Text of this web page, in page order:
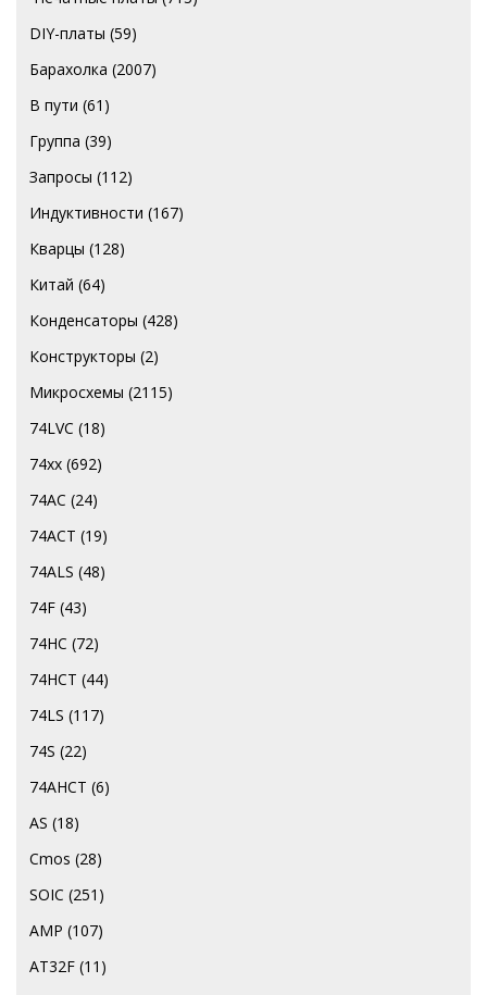
DIY-платы (59)
Барахолка (2007)
В пути (61)
Группа (39)
Запросы (112)
Индуктивности (167)
Кварцы (128)
Китай (64)
Конденсаторы (428)
Конструкторы (2)
Микросхемы (2115)
74LVC (18)
74хх (692)
74AC (24)
74ACT (19)
74ALS (48)
74F (43)
74HC (72)
74HCT (44)
74LS (117)
74S (22)
74АНСТ (6)
AS (18)
Cmos (28)
SOIC (251)
AMP (107)
AT32F (11)